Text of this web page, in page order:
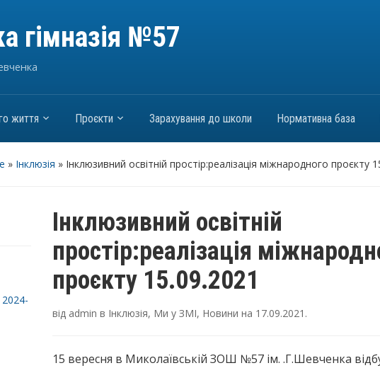
гімназія №57
життя Проєкти Зарахування до школи Нормативна база
» Інклюзія » Інклюзивний освітній простір:реалізація міжнародного проєкту
2024-
Інклюзивний освітній
простір:реалізація
проєкту 15.09.2021
від admin в Інклюзія, Ми у ЗМІ, Новини на 17.09.2021 .
15 вересня в Миколаївській ЗОШ №57 ім. .Г.Шевченка